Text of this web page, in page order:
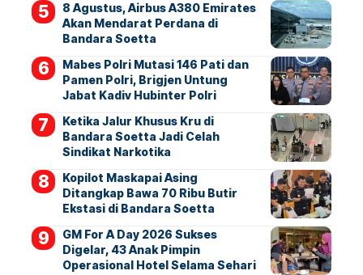
8 Agustus, Airbus A380 Emirates
Akan Mendarat Perdana di
Bandara Soetta
Mabes Polri Mutasi 146 Pati dan
Pamen Polri, Brigjen Untung
Jabat Kadiv Hubinter Polri
Ketika Jalur Khusus Kru di
Bandara Soetta Jadi Celah
Sindikat Narkotika
Kopilot Maskapai Asing
Ditangkap Bawa 70 Ribu Butir
Ekstasi di Bandara Soetta
GM For A Day 2026 Sukses
Digelar, 43 Anak Pimpin
Operasional Hotel Selama Sehari